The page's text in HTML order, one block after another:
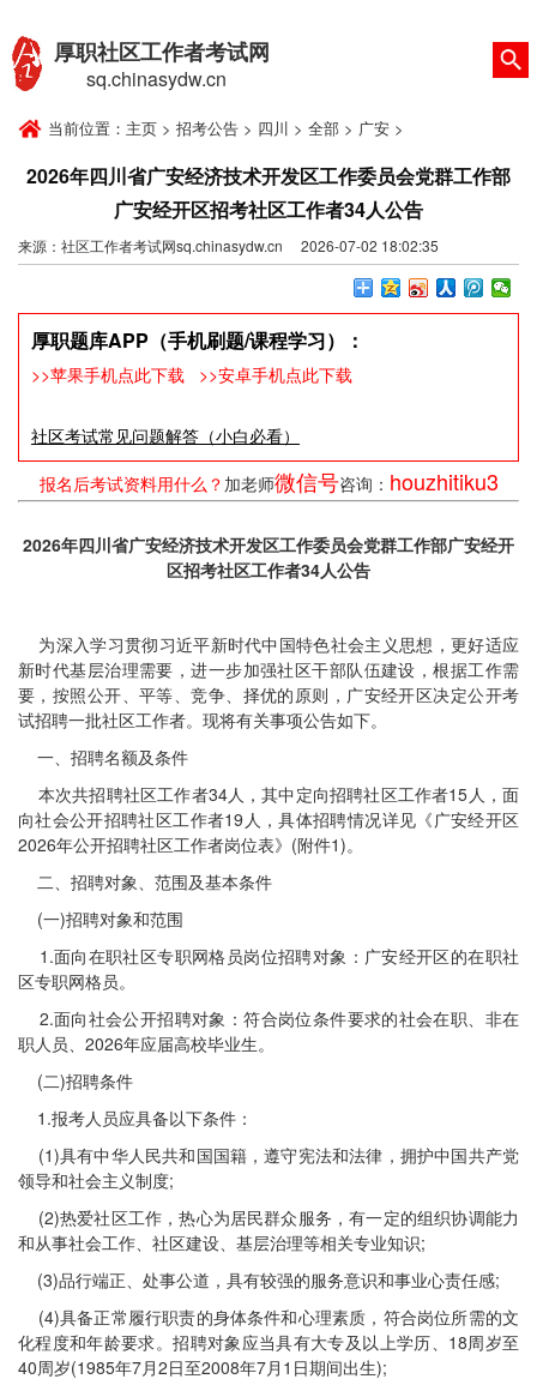
厚职社区工作者考试网
sq.chinasydw.cn
当前位置： 主页 > 招考公告 > 四川 > 全部 > 广安 >
2026年四川省广安经济技术开发区工作委员会党群工作部
广安经开区招考社区工作者34人公告
来源：社区工作者考试网sq.chinasydw.cn 2026-07-02 18:02:35
厚职题库APP（手机刷题/课程学习）：
>>苹果手机点此下载 >>安卓手机点此下载
社区考试常见问题解答（小白必看）
报名后考试资料用什么？ 加老师微信号咨询： houzhitiku3
2026年四川省广安经济技术开发区工作委员会党群工作部广安经开
区招考社区工作者34人公告
为深入学习贯彻习近平新时代中国特色社会主义思想，更好适应
新时代基层治理需要，进一步加强社区干部队伍建设，根据工作需
要，按照公开、平等、竞争、择优的原则，广安经开区决定公开考
试招聘一批社区工作者。现将有关事项公告如下。
一、招聘名额及条件
本次共招聘社区工作者34人，其中定向招聘社区工作者15人，面
向社会公开招聘社区工作者19人，具体招聘情况详见《广安经开区
2026年公开招聘社区工作者岗位表》(附件1)。
二、招聘对象、范围及基本条件
(一)招聘对象和范围
1.面向在职社区专职网格员岗位招聘对象：广安经开区的在职社
区专职网格员。
2.面向社会公开招聘对象：符合岗位条件要求的社会在职、非在
职人员、2026年应届高校毕业生。
(二)招聘条件
1.报考人员应具备以下条件：
(1)具有中华人民共和国国籍，遵守宪法和法律，拥护中国共产党
领导和社会主义制度;
(2)热爱社区工作，热心为居民群众服务，有一定的组织协调能力
和从事社会工作、社区建设、基层治理等相关专业知识;
(3)品行端正、处事公道，具有较强的服务意识和事业心责任感;
(4)具备正常履行职责的身体条件和心理素质，符合岗位所需的文
化程度和年龄要求。招聘对象应当具有大专及以上学历、18周岁至
40周岁(1985年7月2日至2008年7月1日期间出生);